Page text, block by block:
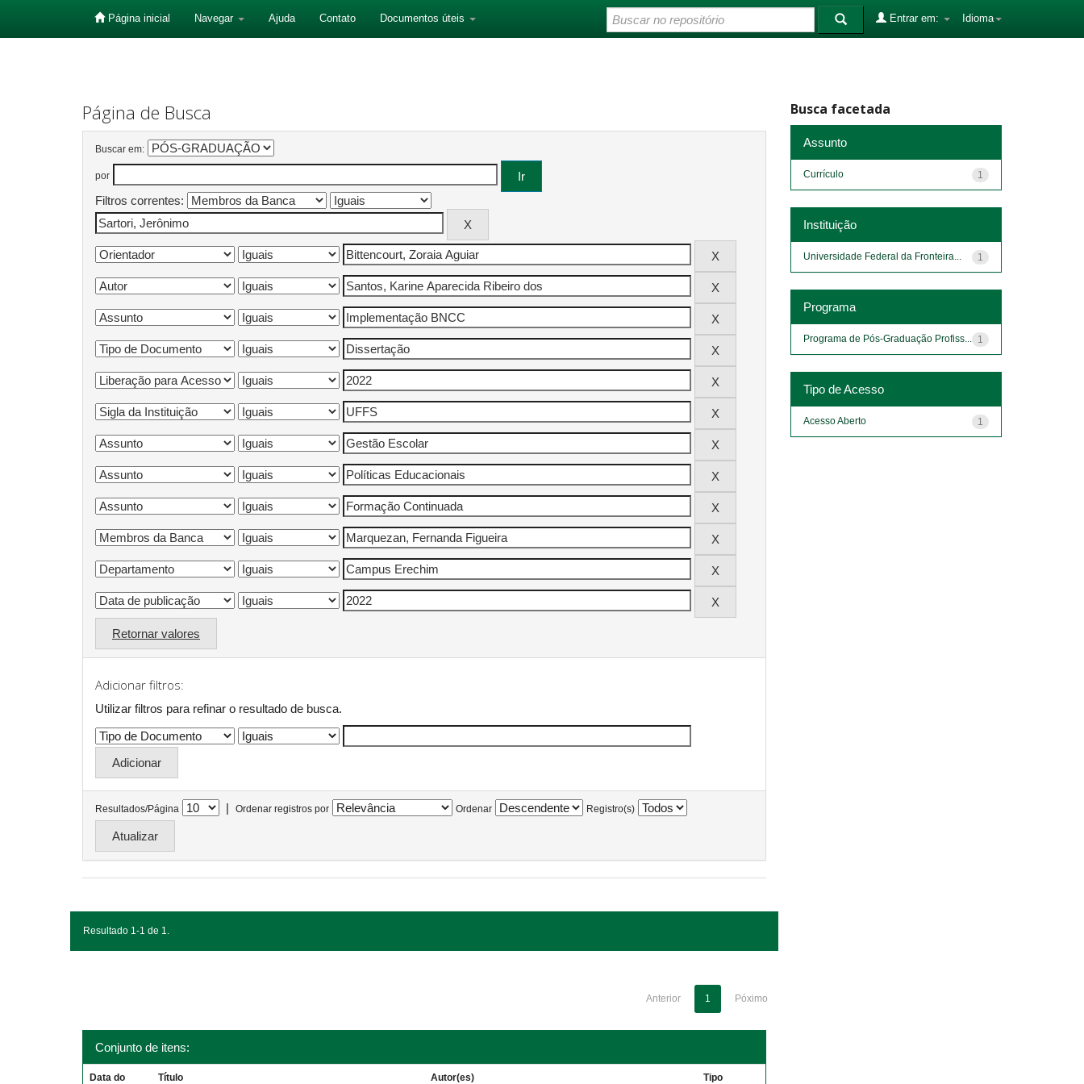
Página inicial Navegar Ajuda Contato Documentos úteis Idioma
Entrar em:
Página de Busca
Buscar em:
por
Filtros correntes:
Retornar valores
Adicionar filtros:
Utilizar filtros para refinar o resultado de busca.
Resultados/Página | Ordenar registros por Ordenar Registro(s)
Resultado 1-1 de 1.
Anterior 1 Póximo
Conjunto de itens:
Data do Título Autor(es) Tipo
Busca facetada
Assunto
1
Currículo
Instituição
1
Universidade Federal da Fronteira...
Programa
1
Programa de Pós-Graduação Profiss...
Tipo de Acesso
1
Acesso Aberto